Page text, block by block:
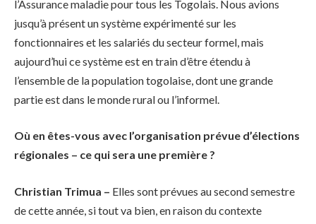
l’Assurance maladie pour tous les Togolais. Nous avions
jusqu’à présent un système expérimenté sur les
fonctionnaires et les salariés du secteur formel, mais
aujourd’hui ce système est en train d’être étendu à
l’ensemble de la population togolaise, dont une grande
partie est dans le monde rural ou l’informel.
Où en êtes-vous avec l’organisation prévue d’élections
régionales – ce qui sera une première ?
Christian Trimua – Elles sont prévues au second semestre
de cette année, si tout va bien, en raison du contexte